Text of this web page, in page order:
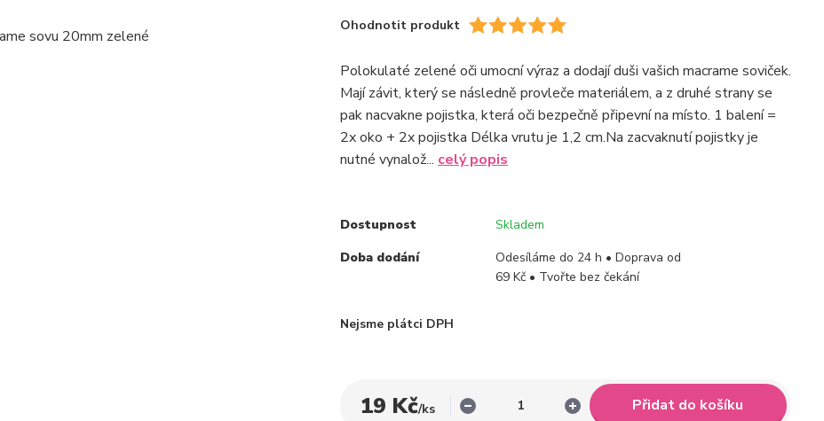
Ohodnotit produkt
Polokulaté zelené oči umocní výraz a dodají duši vašich macrame soviček.
Mají závit, který se následně provleče materiálem, a z druhé strany se
pak nacvakne pojistka, která oči bezpečně připevní na místo. 1 balení =
2x oko + 2x pojistka Délka vrutu je 1,2 cm.Na zacvaknutí pojistky je
nutné vynalož... celý popis
Dostupnost
Skladem
Doba dodání
Odesíláme do 24 h • Doprava od
69 Kč • Tvořte bez čekání
Nejsme plátci DPH
19 Kč/ks Přidat do košíku